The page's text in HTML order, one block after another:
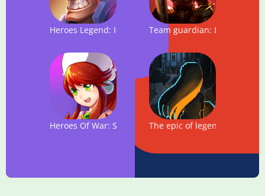
Heroes Legend: Idle RPG Team guardian: Legend of
Heroes Of War: Sword LegendThe epic of legend 1 -The